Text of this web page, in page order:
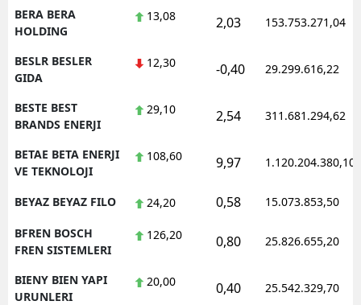
BERA BERA
HOLDING
13,08 2,03 153.753.271,04
BESLR BESLER
GIDA
12,30 -0,40 29.299.616,22
BESTE BEST
BRANDS ENERJI
29,10 2,54 311.681.294,62
BETAE BETA ENERJI
VE TEKNOLOJI
108,60 9,97 1.120.204.380,10
BEYAZ BEYAZ FILO 24,20 0,58 15.073.853,50
BFREN BOSCH
FREN SISTEMLERI
126,20 0,80 25.826.655,20
BIENY BIEN YAPI
URUNLERI
20,00 0,40 25.542.329,70